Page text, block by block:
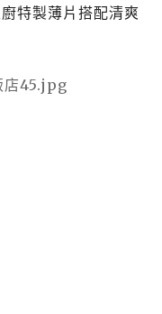
特製薄片搭配清爽